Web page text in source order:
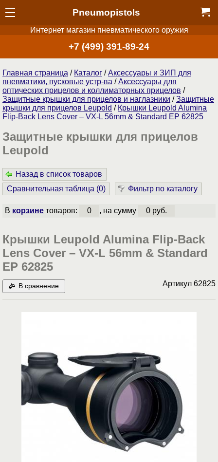
Pneumopistols
Интернет магазин пневматического оружия
+7 (499) 391-89-24
Главная страница / Каталог /Аксессуары и ЗИП для
пневматики, пусковые устр-ва /Аксессуары для
оптических прицелов и коллиматорных прицелов /
Защитные крышки для прицелов и наглазники /Защитные
крышки для прицелов Leupold / Крышки Leupold Alumina
Flip-Back Lens Cover – VX-L 56mm & Standard EP 62825
Защитные крышки для прицелов
Leupold
Назад в список товаров
Сравнительная таблица (0) Фильтр по каталогу
В корзинетоваров: 0 , на сумму 0 руб.
Крышки Leupold Alumina Flip-Back
Lens Cover – VX-L 56mm & Standard
EP 62825
В сравнение Артикул 62825